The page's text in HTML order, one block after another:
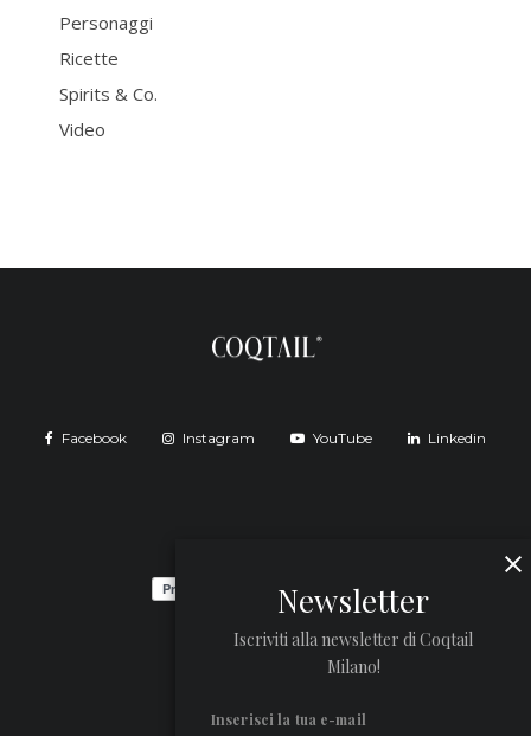
Personaggi
Ricette
Spirits & Co.
Video
Facebook Instagram YouTube Linkedin
Newsletter
Iscriviti alla newsletter di Coqtail
Milano!